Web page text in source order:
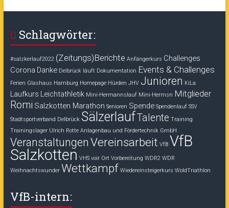
Schlagwörter:
#salzkerlauf2022 (Zeitungs)Berichte Anfängerkurs Challenges
Corona Danke Delbrück läuft Dokumentation Events & Challenges
Ferien Glashaus Hamburg Homepage Hürden JHV Junioren KiLa
Laufkurs Leichtathletik Mini-Hermannslauf Mini-Hermsn Mitglieder
Romi Salzkotten Marathon Senioren Spende Spendenlauf SSV
Stadtsportverband Delbrück SälzerlaufTalente Training
Trainingslager Ulrich Rotte Anlagenbau und Fördertechnik GmbH
Veranstaltungen Vereinsarbeit VfB VfB
Salzkotten VHS voir Ort Vorbereitung WDR2 WDR
Weihnachtswunder Wettkampf Wiedereinsteigerkurs WoldTriathlon
VfB-intern: